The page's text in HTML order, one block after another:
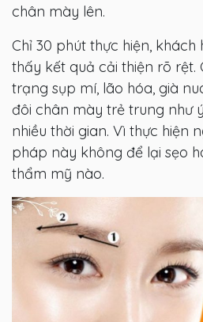
chân mày lên.
Chỉ 30 phút thực hiện,
thấy kết quả cải thiện rõ rệt.
trạng sụp mí, lão hóa, già
đôi chân mày trẻ trung như
nhiều thời gian. Vì thực hiện
pháp này không để lại sẹo
thẩm mỹ nào.